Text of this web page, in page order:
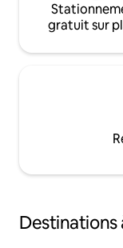
gratuit sur
Destinations